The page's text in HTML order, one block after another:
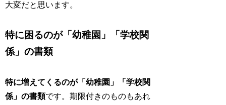
大変だと思います。
特に困るのが「幼稚園」「学校関
係」の書類
特に増えてくるのが「幼稚園」「学校関
係」の書類です。期限付きのものもあれ